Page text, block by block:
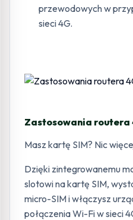
przewodowych w
sieci 4G.
Zastosowania routera
Masz kartę SIM? Nic
Dzięki zintegrowanemu
slotowi na kartę SIM,
micro-SIM i włączysz
połączenia Wi-Fi w sieci